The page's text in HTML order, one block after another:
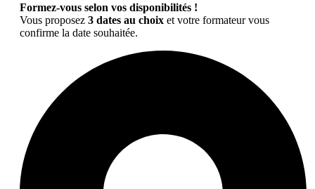
Formez-vous selon vos disponibilités !
Vous proposez 3 dates au choix et votre formateur vous
confirme la date souhaitée.